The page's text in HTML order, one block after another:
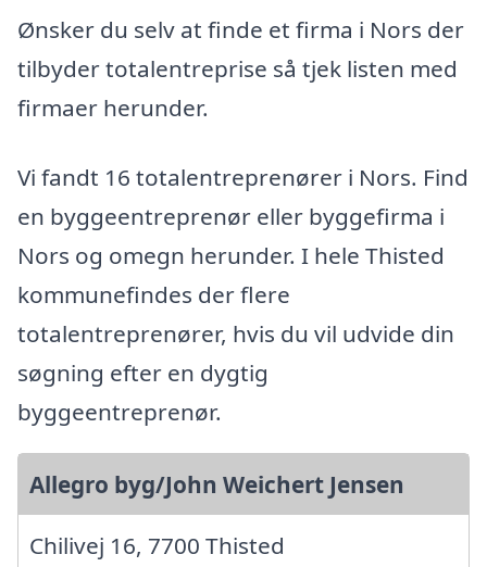
Ønsker du selv at finde et firma i Nors der
tilbyder totalentreprise så tjek listen med
firmaer herunder.
Vi fandt 16 totalentreprenører i Nors. Find
en byggeentreprenør eller byggefirma i
Nors og omegn herunder. I hele Thisted
kommunefindes der flere
totalentreprenører, hvis du vil udvide din
søgning efter en dygtig
byggeentreprenør.
Allegro byg/John Weichert Jensen
Chilivej 16, 7700 Thisted